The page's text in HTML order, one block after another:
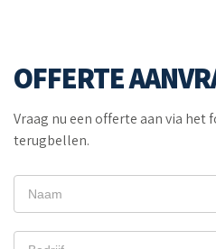
OFFERTE
Vraag nu een offerte aan via het
terugbellen.
OFFERTE
AANVRAGEN